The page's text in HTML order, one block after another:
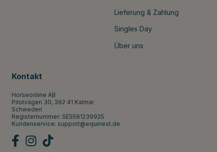
Lieferung & Zahlung
Singles Day
Über uns
Kontakt
Horseonline AB
Pilotvägen 30, 392 41 Kalmar
Schweden
Registernummer: SE5591239925
Kundenservice: support@equinest.de